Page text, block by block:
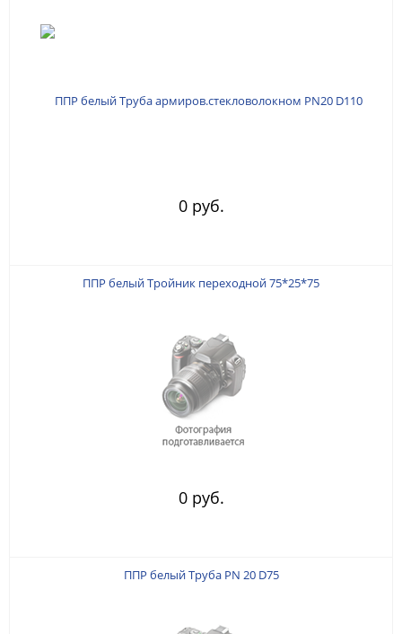
0 руб.
ППР белый Тройник переходной 75*25*75
0 руб.
ППР белый Труба PN 20 D75